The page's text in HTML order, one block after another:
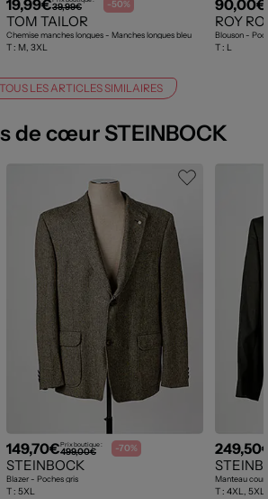
19,99€39,99€ -50%
TOM TAILOR
Chemise manches longues - Manches longues bleu
T : M, 3XL
90,00€
ROY
Blouson -
T : L
LES ARTICLES SIMILAIRES
de cœur STEINBOCK
149,70€Prix boutique :
499,00€ -70%
STEINBOCK
Blazer - Poches gris
T : 5XL
Manteau
T : 4XL, 5XL